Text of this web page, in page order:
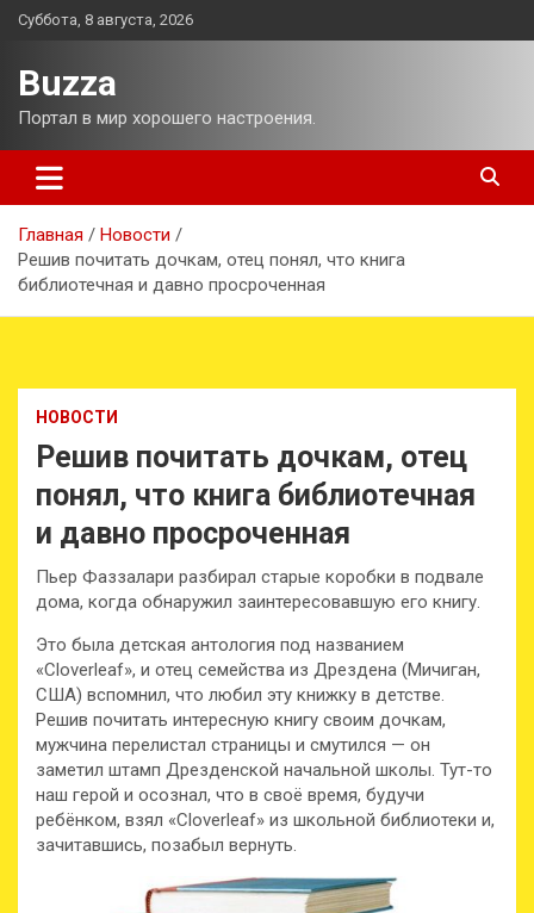
Перейти
Суббота, 8 августа, 2026
Buzza
Портал в мир хорошего настроения.
Главная
Новости
Решив почитать дочкам, отец понял, что книга
библиотечная и давно просроченная
НОВОСТИ
Решив почитать дочкам, отец
понял, что книга библиотечная
и давно просроченная
Пьер Фаззалари разбирал старые коробки в подвале
дома, когда обнаружил заинтересовавшую его книгу.
Это была детская антология под названием
«Cloverleaf», и отец семейства из Дрездена (Мичиган,
США) вспомнил, что любил эту книжку в детстве.
Решив почитать интересную книгу своим дочкам,
мужчина перелистал страницы и смутился — он
заметил штамп Дрезденской начальной школы. Тут-то
наш герой и осознал, что в своё время, будучи
ребёнком, взял «Cloverleaf» из школьной библиотеки и,
зачитавшись, позабыл вернуть.